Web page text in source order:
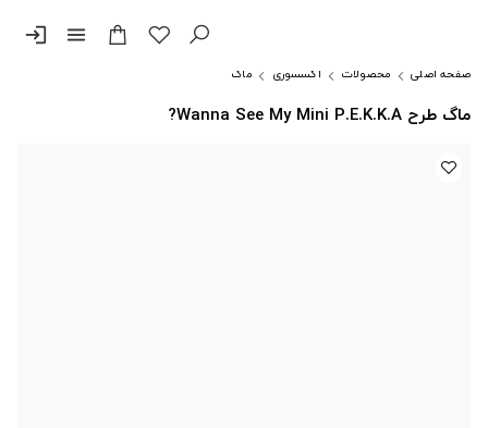
menu
login
صفحه اصلی محصولات اکسسوری ماگ
ماگ طرح Wanna See My Mini P.E.K.K.A?